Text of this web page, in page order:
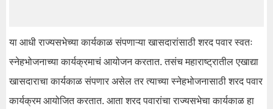
या आधी राज्यसभेच्या कार्यकाळ संपणाऱ्या खासदारांसाठी शरद पवार स्वतः
स्नेहभोजनाच्या कार्यक्रमाचं आयोजन करतात. तसंच महाराष्ट्रातील एखाद्या
खासदाराचा कार्यकाळ संपणार असेल तर त्याच्या स्नेहभोजनासाठी शरद पवार
कार्यक्रम आयोजित करतात. आता शरद पवारांचा राज्यसभेचा कार्यकाळ हा